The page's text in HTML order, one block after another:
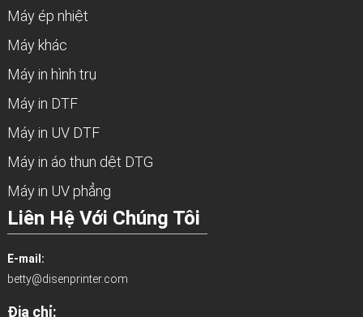
Máy ép nhiệt
Máy khác
Máy in hình trụ
Máy in DTF
Máy in UV DTF
Máy in áo thun dệt DTG
Máy in UV phẳng
Liên Hệ Với Chúng Tôi
E-mail:
betty@disenprinter.com
Địa chỉ: